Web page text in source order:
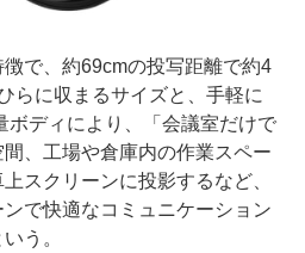
で、約69cmの投写距離で約4
らに収まるサイズと、手軽に
ボディにより、「会議室だけで
、工場や倉庫内の作業スペー
スクリーンに投影するなど、
で快適なコミュニケーション
う。